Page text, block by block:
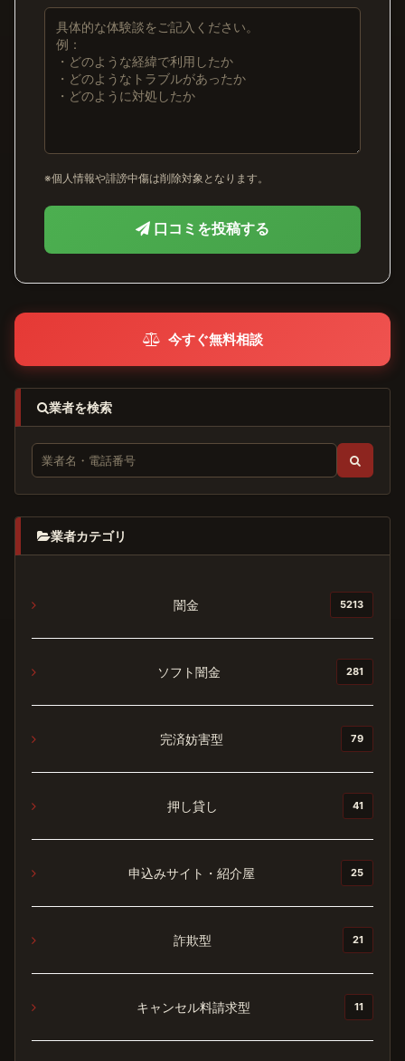
※個人情報や誹謗中傷は削除対象となります。
口コミを投稿する
今すぐ無料相談
業者を検索
業者カテゴリ
闇金 5213
ソフト闇金 281
完済妨害型 79
押し貸し 41
申込みサイト・紹介屋 25
詐欺型 21
キャンセル料請求型 11